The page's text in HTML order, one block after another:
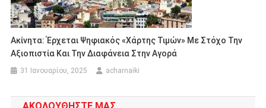
Ακίνητα: Έρχεται Ψηφιακός «χάρτης Τιμών» Με Στόχο Την
Αξιοπιστία Και Την Διαφάνεια Στην Αγορά
31 Ιανουαρίου, 2025 acharnaiki